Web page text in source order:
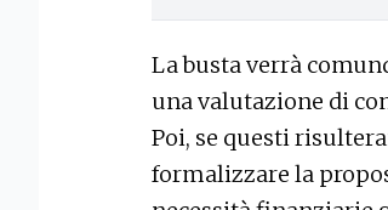
La busta verrà
una valutazione di
Poi, se questi
formalizzare la